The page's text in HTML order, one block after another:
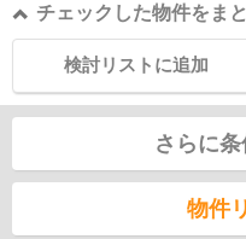
チェックした物件をま
検討リストに追加
さらに
物件